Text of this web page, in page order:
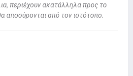
περιέχουν ακατάλληλα προς το
αποσύρονται από τον ιστότοπο.